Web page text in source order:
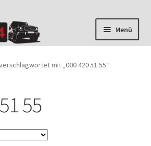
Menü
mit „000 420 51 55“
55